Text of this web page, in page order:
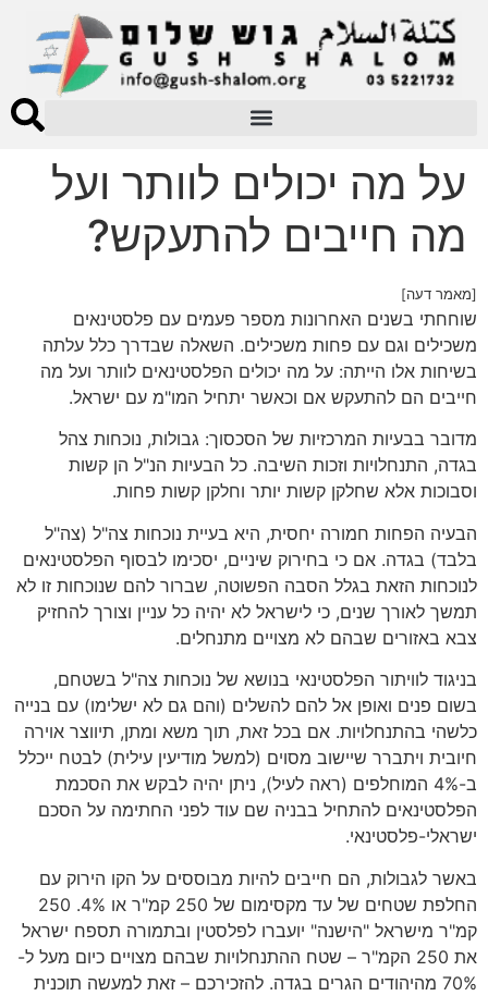
על מה יכולים לוותר ועל
מה חייבים להתעקש?
[מאמר דעה]
שוחחתי בשנים האחרונות מספר פעמים עם פלסטינאים
משכילים וגם עם פחות משכילים. השאלה שבדרך כלל עלתה
בשיחות אלו הייתה: על מה יכולים הפלסטינאים לוותר ועל מה
חייבים הם להתעקש אם וכאשר יתחיל המו"מ עם ישראל.
מדובר בבעיות המרכזיות של הסכסוך: גבולות, נוכחות צהל
בגדה, התנחלויות וזכות השיבה. כל הבעיות הנ"ל הן קשות
וסבוכות אלא שחלקן קשות יותר וחלקן קשות פחות.
הבעיה הפחות חמורה יחסית, היא בעיית נוכחות צה"ל (צה"ל
בלבד) בגדה. אם כי בחירוק שיניים, יסכימו לבסוף הפלסטינאים
לנוכחות הזאת בגלל הסבה הפשוטה, שברור להם שנוכחות זו לא
תמשך לאורך שנים, כי לישראל לא יהיה כל עניין וצורך להחזיק
צבא באזורים שבהם לא מצויים מתנחלים.
בניגוד לוויתור הפלסטינאי בנושא של נוכחות צה"ל בשטחם,
בשום פנים ואופן אל להם להשלים (והם גם לא ישלימו) עם בנייה
כלשהי בהתנחלויות. אם בכל זאת, תוך משא ומתן, תיווצר אוירה
חיובית ויתברר שיישוב מסוים (למשל מודיעין עילית) לבטח ייכלל
ב-4% המוחלפים (ראה לעיל), ניתן יהיה לבקש את הסכמת
הפלסטינאים להתחיל בבניה שם עוד לפני החתימה על הסכם
ישראלי-פלסטינאי.
באשר לגבולות, הם חייבים להיות מבוססים על הקו הירוק עם
החלפת שטחים של עד מקסימום של 250 קמ"ר או 4%. 250
קמ"ר מישראל "הישנה" יועברו לפלסטין ובתמורה תספח ישראל
את 250 הקמ"ר – שטח ההתנחלויות שבהם מצויים כיום מעל ל-
70% מהיהודים הגרים בגדה. להזכירכם – זאת למעשה תוכנית